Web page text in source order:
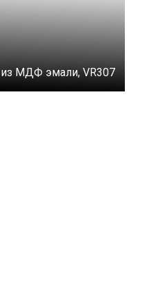
МДФ эмали, VR307